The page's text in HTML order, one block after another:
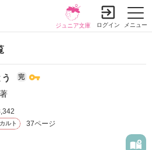
メニュー
ジュニア文庫 ログイン
完
ルト 37ページ